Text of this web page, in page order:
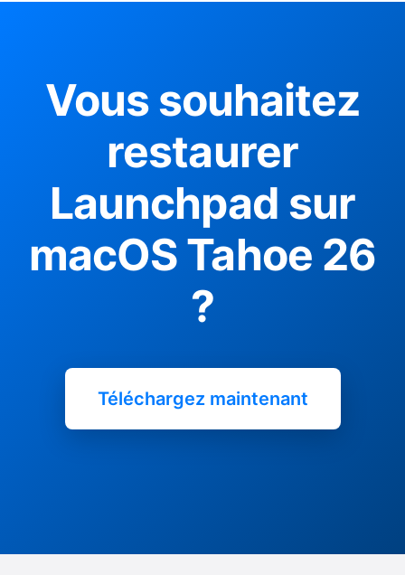
Vous souhaitez
restaurer
Launchpad sur
macOS Tahoe 26
?
Téléchargez maintenant